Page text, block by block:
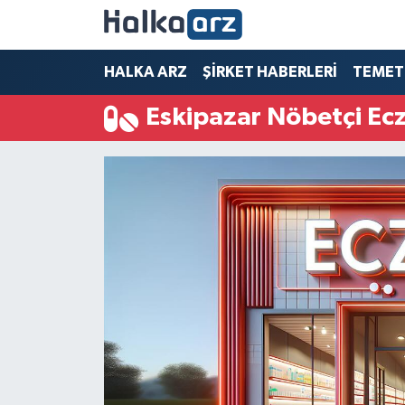
HALKA ARZ ŞİRKET HABERLERİ
Eskipazar Nöbetçi
HALKA ARZ
SERMAYE ARTIRIMI
ŞİRKET HABERLERİ